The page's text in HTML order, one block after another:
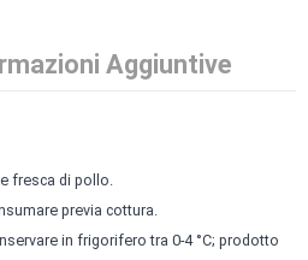
Aggiuntive
fresca di pollo.
previa cottura.
in frigorifero tra 0-4 °C; prodotto